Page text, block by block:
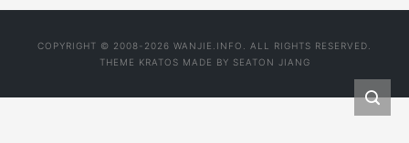
在有效期内的信用卡，验证1美元。我申请时填错了卡的月
https://console.aws.amazon.com/b…
COPYRIGHT © 2008-2026 WANJIE.INFO. ALL RIGHTS RESERVED.
THEME KRATOS MADE BY SEATON JIANG